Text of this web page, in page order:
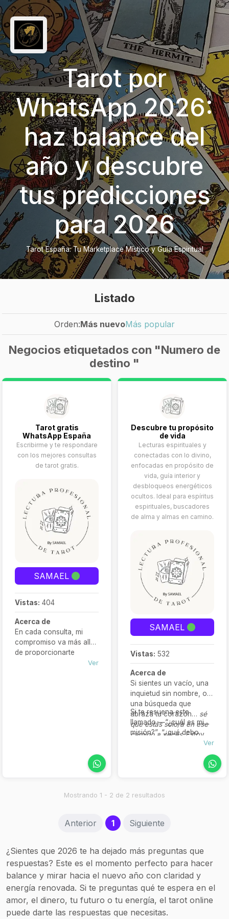
Tarot por
WhatsApp 2026:
haz balance del
año y descubre
tus predicciones
para 2026
Tarot España: Tu Marketplace Místico y Guía Espiritual
Listado
Orden:Más nuevoMás popular
Negocios etiquetados con "Numero de
destino "
Tarot gratis
WhatsApp España
Escribirme y te respondare
con los mejores consultas
de tarot gratis.
SAMAEL
Vistas: 404
Acerca de
En cada consulta, mi
compromiso va más allá
de proporcionarte
respuestas; mi objetivoVer
Descubre tu propósito
de vida
Lecturas espirituales y
conectadas con lo divino,
enfocadas en propósito de
vida, guía interior y
desbloqueos energéticos
ocultos. Ideal para espíritus
espirituales, buscadores
de alma y almas en camino.
SAMAEL
Vistas: 532
Acerca de
Si sientes un vacío, una
inquietud sin nombre, o
una búsqueda que
abraza tu corazón… sé
que estás solo/a en ese
camino a veces. Estoy
aquí para ayudarte a leer
norte y retomar tu rumbo
Si te resuena este
llamado —“¿cuál es mi
misión?”, “¿qué debo
sanar?”, “¿qué me están
diciendo los guías?”— te
sagrado de tu verdadera
Ver
Mostrando 1 - 2 de 2 resultados
Anterior 1(current)
Siguiente
¿Sientes que 2026 te ha dejado más preguntas que
respuestas? Este es el momento perfecto para hacer
balance y mirar hacia el nuevo año con claridad y
energía renovada. Si te preguntas qué te espera en el
amor, el dinero, tu futuro o tu energía, el tarot online
puede darte las respuestas que necesitas.